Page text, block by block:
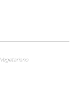
Vegetariano